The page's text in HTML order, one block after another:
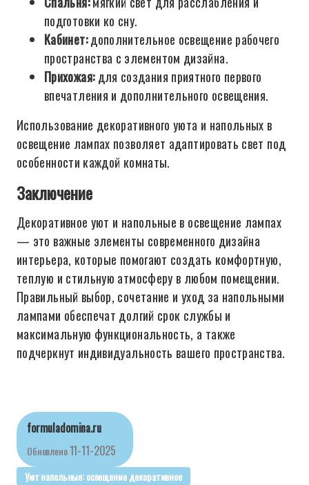
подготовки ко сну.
Кабинет:дополнительное освещение рабочего
пространства с элементом дизайна.
Прихожая:для создания приятного первого
впечатления и дополнительного освещения.
Использование декоративного уюта и напольных в
освещение лампах позволяет адаптировать свет под
особенности каждой комнаты.
Заключение
Декоративное уют и напольные в освещение лампах
— это важные элементы современного дизайна
интерьера, которые помогают создать комфортную,
теплую и стильную атмосферу в любом помещении.
Правильный выбор, сочетание и уход за напольными
лампами обеспечат долгий срок службы и
максимальную функциональность, а также
подчеркнут индивидуальность вашего пространства.
formuladomina.ru
Обновлено11-11-2025
Уют напольные: освещение декоративное